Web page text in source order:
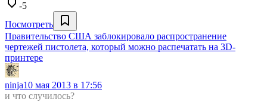
-5
Посмотреть
Правительство США заблокировало распространение
чертежей пистолета, который можно распечатать на 3D-
принтере
ninja10 мая 2013 в 17:56
и что случилось?